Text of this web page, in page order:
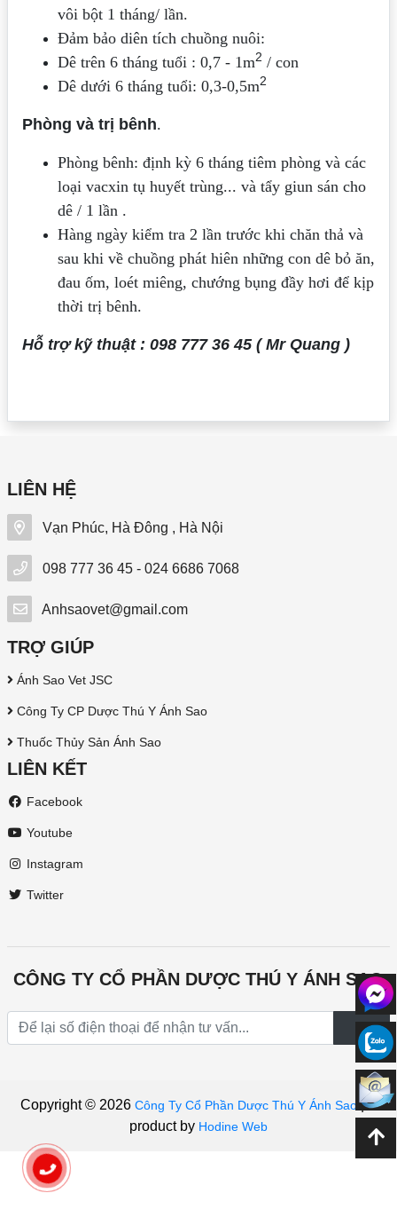
vôi bột 1 tháng/ lần.
Đảm bảo diên tích chuồng nuôi:
Dê trên 6 tháng tuổi : 0,7 - 1m2 / con
Dê dưới 6 tháng tuổi: 0,3-0,5m2
Phòng và trị bênh.
Phòng bênh: định kỳ 6 tháng tiêm phòng và các
loại vacxin tụ huyết trùng... và tẩy giun sán cho
dê / 1 lần .
Hàng ngày kiểm tra 2 lần trước khi chăn thả và
sau khi về chuồng phát hiên những con dê bỏ ăn,
đau ốm, loét miêng, chướng bụng đầy hơi để kịp
thời trị bênh.
Hỗ trợ kỹ thuật : 098 777 36 45 ( Mr Quang )
LIÊN HỆ
Vạn Phúc, Hà Đông , Hà Nội
098 777 36 45 - 024 6686 7068
Anhsaovet@gmail.com
TRỢ GIÚP
Ánh Sao Vet JSC
Công Ty CP Dược Thú Y Ánh Sao
Thuốc Thủy Sản Ánh Sao
LIÊN KẾT
Facebook
Youtube
Instagram
Twitter
CÔNG TY CỔ PHẦN DƯỢC THÚ Y ÁNH SAO
Copyright © 2026 Công Ty Cổ Phần Dược Thú Y Ánh Sao |A
product by Hodine Web